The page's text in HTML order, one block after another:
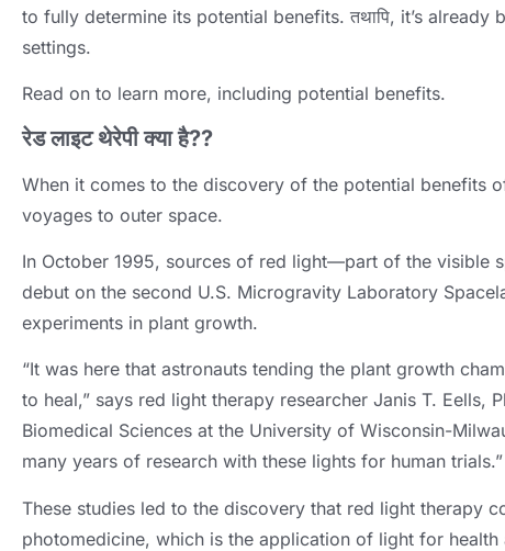
to fully determine its potential benefits. तथापि, it’s already
settings.
Read on to learn more, including potential benefits.
रेड लाइट थेरेपी क्या है??
When it comes to the discovery of the potential benefits
voyages to outer space.
In October 1995, sources of red light—part of the visible
debut on the second U.S. Microgravity Laboratory
experiments in plant growth.
“It was here that astronauts tending the plant growth
to heal,” says red light therapy researcher Janis T. Eells,
Biomedical Sciences at the University of Wisconsin-
many years of research with these lights for human trials.”
These studies led to the discovery that red light therapy
photomedicine, which is the application of light for health